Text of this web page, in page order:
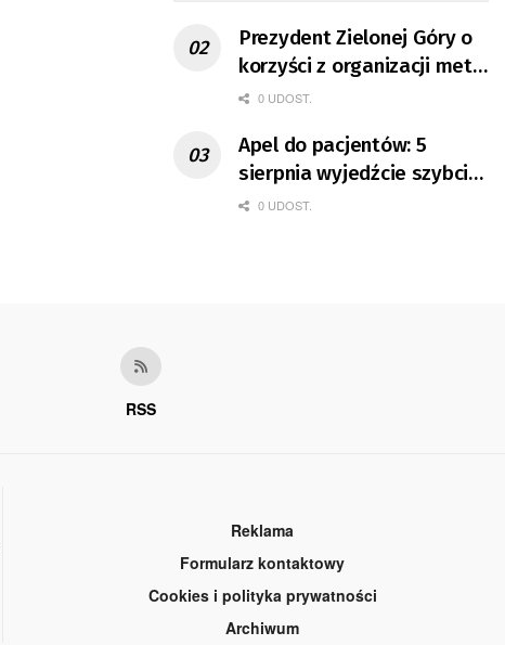
Prezydent Zielonej Góry o
korzyści z organizacji mety
Tour de Pologne
0 UDOST.
Apel do pacjentów: 5
sierpnia wyjedźcie szybciej
z domów
0 UDOST.
RSS
Reklama
Formularz kontaktowy
Cookies i polityka prywatności
Archiwum